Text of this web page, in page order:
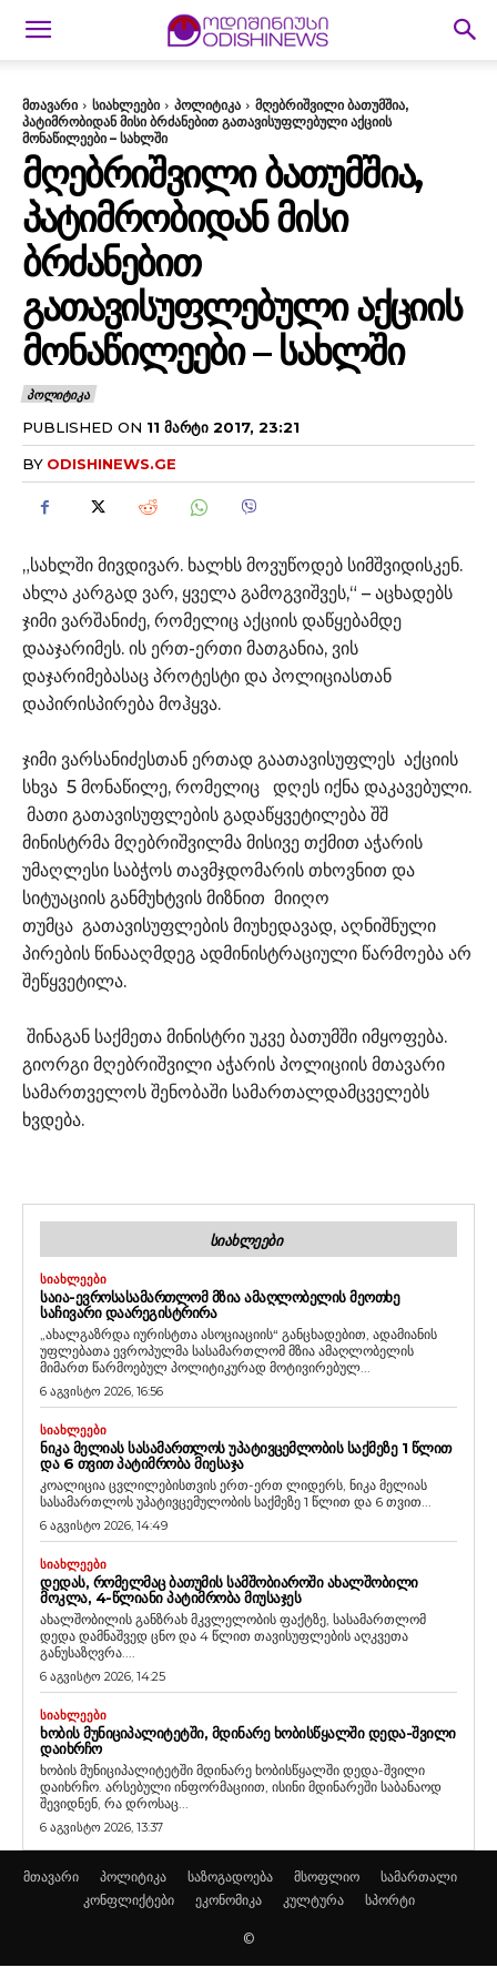
მთავარი სიახლეები პოლიტიკა
მღებრიშვილი ბათუმშია,
პატიმრობიდან მისი ბრძანებით გათავისუფლებული აქციის
მონაწილეები – სახლში
ᲛᲦᲔᲑᲠᲘᲨᲕᲘᲚᲘ ᲑᲐᲗᲣᲛᲨᲘᲐ,
ᲞᲐᲢᲘᲛᲠᲝᲑᲘᲓᲐᲜ ᲛᲘᲡᲘ
ᲑᲠᲫᲐᲜᲔᲑᲘᲗ
ᲒᲐᲗᲐᲕᲘᲡᲣᲤᲚᲔᲑᲣᲚᲘ ᲐᲥᲪᲘᲘᲡ
ᲛᲝᲜᲐᲬᲘᲚᲔᲔᲑᲘ – ᲡᲐᲮᲚᲨᲘ
ᲞᲝᲚᲘᲢᲘᲙᲐ
PUBLISHED ON 11 ᲛᲐᲠᲢᲘ 2017, 23:21
BY ODISHINEWS.GE
„სახლში მივდივარ. ხალხს მოვუწოდებ სიმშვიდისკენ.
ახლა კარგად ვარ, ყველა გამოგვიშვეს,“ – აცხადებს
ჯიმი ვარშანიძე, რომელიც აქციის დაწყებამდე
დააჯარიმეს. ის ერთ-ერთი მათგანია, ვის
დაჯარიმებასაც პროტესტი და პოლიციასთან
დაპირისპირება მოჰყვა.
ჯიმი ვარსანიძესთან ერთად გაათავისუფლეს აქციის
სხვა 5 მონაწილე, რომელიც დღეს იქნა დაკავებული.
მათი გათავისუფლების გადაწყვეტილება შშ
მინისტრმა მღებრიშვილმა მისივე თქმით აჭარის
უმაღლესი საბჭოს თავმჯდომარის თხოვნით და
სიტუაციის განმუხტვის მიზნით მიიღო
თუმცა გათავისუფლების მიუხედავად, აღნიშნული
პირების წინააღმდეგ ადმინისტრაციული წარმოება არ
შეწყვეტილა.
შინაგან საქმეთა მინისტრი უკვე ბათუმში იმყოფება.
გიორგი მღებრიშვილი აჭარის პოლიციის მთავარი
სამართველოს შენობაში სამართალდამცველებს
ხვდება.
ᲡᲘᲐᲮᲚᲔᲔᲑᲘ
ᲡᲘᲐᲮᲚᲔᲔᲑᲘ
ᲡᲐᲘᲐ-ᲔᲕᲠᲝᲡᲐᲡᲐᲛᲐᲠᲗᲚᲝᲛ ᲛᲖᲘᲐ ᲐᲛᲐᲦᲚᲝᲑᲔᲚᲘᲡ ᲛᲔᲝᲗᲮᲔ
ᲡᲐᲩᲘᲕᲐᲠᲘ ᲓᲐᲐᲠᲔᲒᲘᲡᲢᲠᲘᲠᲐ
„ახალგაზრდა იურისტთა ასოციაციის“ განცხადებით, ადამიანის
უფლებათა ევროპულმა სასამართლომ მზია ამაღლობელის
მიმართ წარმოებულ პოლიტიკურად მოტივირებულ...
6 აგვისტო 2026, 16:56
ᲡᲘᲐᲮᲚᲔᲔᲑᲘ
ᲜᲘᲙᲐ ᲛᲔᲚᲘᲐᲡ ᲡᲐᲡᲐᲛᲐᲠᲗᲚᲝᲡ ᲣᲞᲐᲢᲘᲕᲪᲔᲛᲚᲝᲑᲘᲡ ᲡᲐᲥᲛᲔᲖᲔ 1 ᲬᲚᲘᲗ
ᲓᲐ 6 ᲗᲕᲘᲗ ᲞᲐᲢᲘᲛᲠᲝᲑᲐ ᲛᲘᲔᲡᲐᲯᲐ
კოალიცია ცვლილებისთვის ერთ-ერთ ლიდერს, ნიკა მელიას
სასამართლოს უპატივცემულობის საქმეზე 1 წლით და 6 თვით...
6 აგვისტო 2026, 14:49
ᲡᲘᲐᲮᲚᲔᲔᲑᲘ
ᲓᲔᲓᲐᲡ, ᲠᲝᲛᲔᲚᲛᲐᲪ ᲑᲐᲗᲣᲛᲘᲡ ᲡᲐᲛᲨᲝᲑᲘᲐᲠᲝᲨᲘ ᲐᲮᲐᲚᲨᲝᲑᲘᲚᲘ
ᲛᲝᲙᲚᲐ, 4-ᲬᲚᲘᲐᲜᲘ ᲞᲐᲢᲘᲛᲠᲝᲑᲐ ᲛᲘᲣᲡᲐᲯᲔᲡ
ახალშობილის განზრახ მკვლელობის ფაქტზე, სასამართლომ
დედა დამნაშვედ ცნო და 4 წლით თავისუფლების აღკვეთა
განუსაზღვრა....
6 აგვისტო 2026, 14:25
ᲡᲘᲐᲮᲚᲔᲔᲑᲘ
ᲮᲝᲑᲘᲡ ᲛᲣᲜᲘᲪᲘᲞᲐᲚᲘᲢᲔᲢᲨᲘ, ᲛᲓᲘᲜᲐᲠᲔ ᲮᲝᲑᲘᲡᲬᲧᲐᲚᲨᲘ ᲓᲔᲓᲐ-ᲨᲕᲘᲚᲘ
ᲓᲐᲘᲮᲠᲩᲝ
ხობის მუნიციპალიტეტში მდინარე ხობისწყალში დედა-შვილი
დაიხრჩო. არსებული ინფორმაციით, ისინი მდინარეში საბანაოდ
შევიდნენ, რა დროსაც...
6 აგვისტო 2026, 13:37
მთავარი პოლიტიკა საზოგადოება მსოფლიო
სამართალი
კონფლიქტები
ეკონომიკა კულტურა სპორტი
©